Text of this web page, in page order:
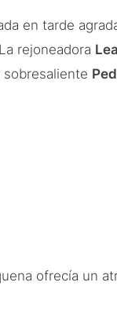
en tarde
rejoneadora
ofrecía un